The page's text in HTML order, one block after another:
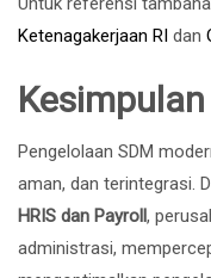
Ketenagakerjaan RI dan
Kesimpulan
Pengelolaan SDM
aman, dan terintegrasi.
HRIS dan Payroll,
administrasi,